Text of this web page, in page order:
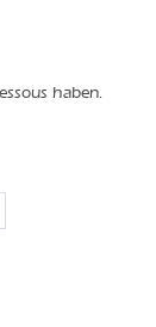
haben.